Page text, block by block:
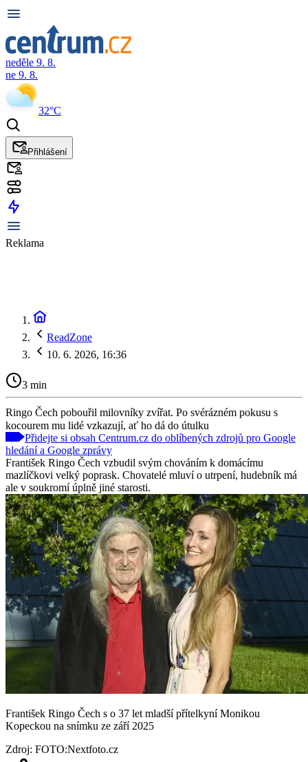
neděle 9. 8.
ne 9. 8.
32°C
Přihlášení
Reklama
ReadZone
10. 6. 2026, 16:36
3 min
Ringo Čech pobouřil milovníky zvířat. Po svérázném pokusu s
kocourem mu lidé vzkazují, ať ho dá do útulku
Přidejte si obsah Centrum.cz do oblíbených zdrojů pro Google
hledání a Google zprávy
František Ringo Čech vzbudil svým chováním k domácímu
mazlíčkovi velký poprask. Chovatelé mluví o utrpení, hudebník má
ale v soukromí úplně jiné starosti.
František Ringo Čech s o 37 let mladší přítelkyní Monikou
Kopeckou na snímku ze září 2025
Zdroj: FOTO:Nextfoto.cz